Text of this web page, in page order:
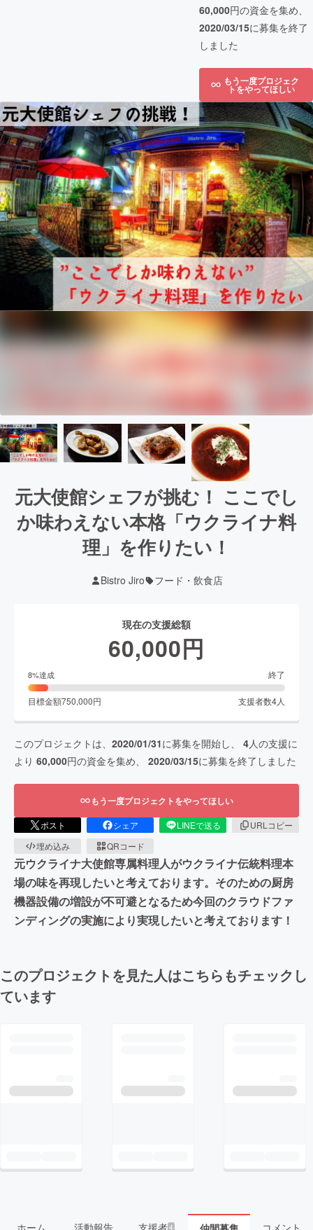
60,000円の資金を集め、
2020/03/15に募集を終了
しました
もう一度プロジェク
トをやってほしい
元大使館シェフが挑む！ ここでし
か味わえない本格「ウクライナ料
理」を作りたい！
Bistro Jiro フード・飲食店
現在の支援総額
60,000円
8%達成 終了
目標金額750,000円 支援者数4人
このプロジェクトは、 2020/01/31に募集を開始し、 4人の支援に
より 60,000円の資金を集め、 2020/03/15に募集を終了しました
もう一度プロジェクトをやってほしい
ポスト シェア LINEで送る
URLコピー
埋め込み
QRコード
元ウクライナ大使館専属料理人がウクライナ伝統料理本
場の味を再現したいと考えております。そのための厨房
機器設備の増設が不可避となるため今回のクラウドファ
ンディングの実施により実現したいと考えております！
このプロジェクトを見た人はこちらもチェックし
ています
ホーム 活動報告 支援者4 コメント